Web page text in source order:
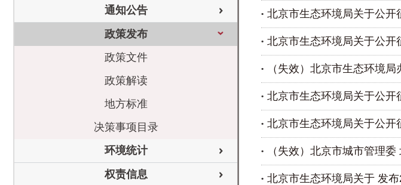
通知公告
政策发布
政策文件
政策解读
地方标准
决策事项目录
环境统计
权责信息
北京市生态环境局关于公开
北京市生态环境局关于公开
（失效）北京市生态环境
北京市生态环境局关于公开
北京市生态环境局关于公开
（失效）北京市城市管理
北京市生态环境局关于 发